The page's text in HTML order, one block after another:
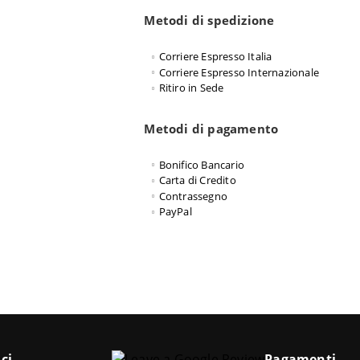
Metodi di spedizione
Corriere Espresso Italia
Corriere Espresso Internazionale
Ritiro in Sede
Metodi di pagamento
Bonifico Bancario
Carta di Credito
Contrassegno
PayPal